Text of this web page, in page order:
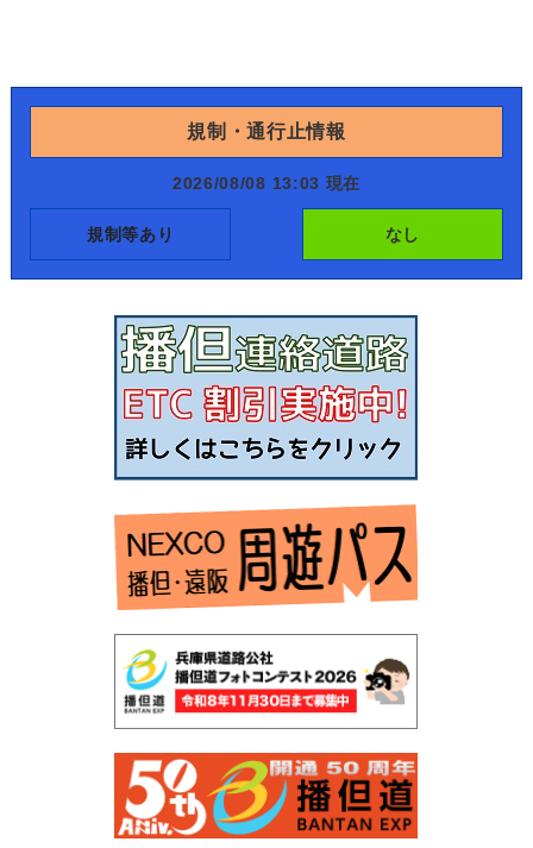
規制・通行止情報
2026/08/08 13:03 現在
規制等あり なし